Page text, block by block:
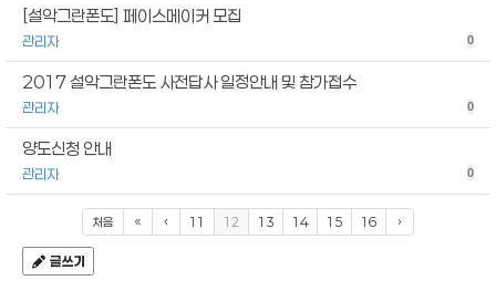
[설악그란폰도] 페이스메이커 모집
관리자 0
2017 설악그란폰도 사전답사 일정안내 및 참가접수
관리자 0
양도신청 안내
관리자 0
처음 « ‹ 11 12 13 14 15 16 ›
글쓰기